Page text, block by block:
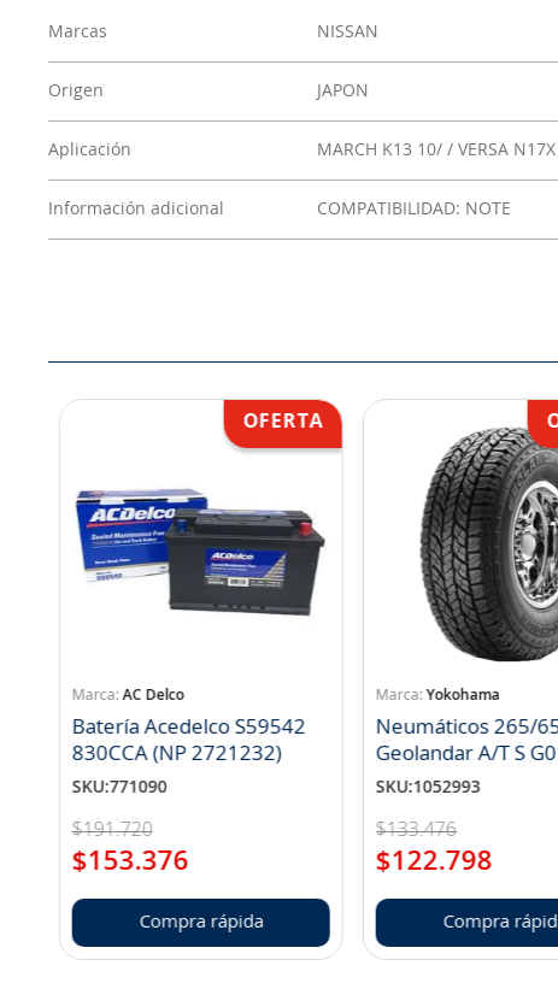
Marcas NISSAN
Origen JAPON
Aplicación MARCH K13 10/ / VERSA
Información adicional COMPATIBILIDAD: NOTE
AC Delco
Batería Acedelco S59542
830CCA (NP 2721232)
SKU:771090
$191.720
$153.376
Compra rápida
Yokohama
Neumáticos 265/
Geolandar
SKU:1052993
$133.476
$122.798
Compra